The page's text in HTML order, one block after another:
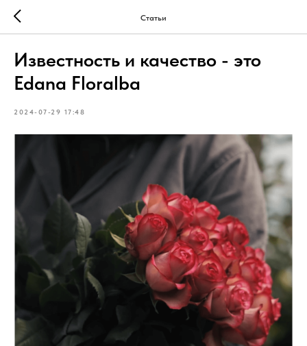
Статьи
Известность и качество - это
Edana Floralba
2024-07-29 17:48